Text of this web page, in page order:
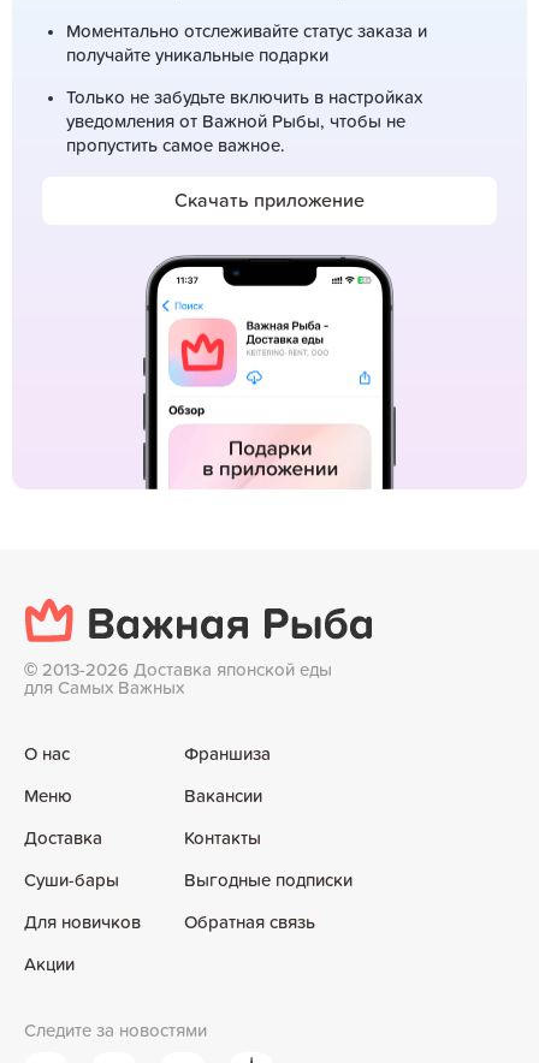
Моментально отслеживайте статус заказа и
получайте уникальные подарки
Только не забудьте включить в настройках
уведомления от Важной Рыбы, чтобы не
пропустить самое важное.
Скачать приложение
© 2013-2026 Доставка японской еды
для Самых Важных
О нас
Меню
Доставка
Суши-бары
Для новичков
Акции
Франшиза
Вакансии
Контакты
Выгодные подписки
Обратная связь
Следите за новостями